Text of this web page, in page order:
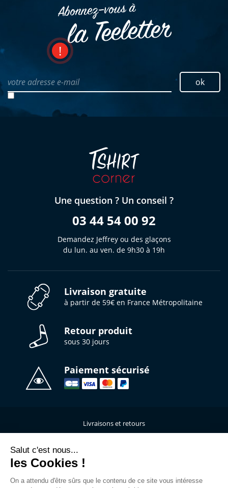
Abonnez–vous à
la Teeletter
votre adresse e-mail ok
Une question ? Un conseil ?
03 44 54 00 92
Demandez Jeffrey ou des glaçons
du lun. au ven. de 9h30 à 19h
Livraison gratuite
à partir de 59€ en France Métropolitaine
Retour produit
sous 30 jours
Paiement sécurisé
Livraisons et retours
Qui sommes-nous ?
Salut c'est nous...
les Cookies !
On a attendu d'être sûrs que le contenu de ce site vous intéresse